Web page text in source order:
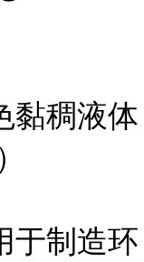
黏稠液体
于制造环